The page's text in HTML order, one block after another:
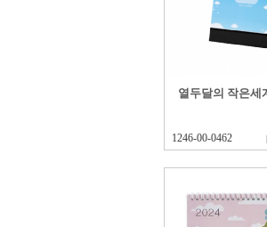
열두달의 작은세
1246-00-0462